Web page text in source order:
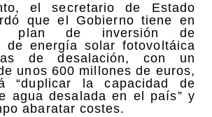
el secretario de Estado
que el Gobierno tiene en
plan de inversión de
de energía solar fotovoltáica
de desalación, con un
unos 600 millones de euros,
“duplicar la capacidad de
agua desalada en el país” y
abaratar costes.